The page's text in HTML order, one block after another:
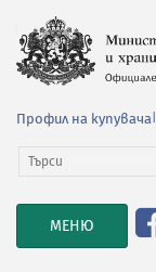
Профил на купувача
TOGGLE
NAVIGATION
МЕНЮ